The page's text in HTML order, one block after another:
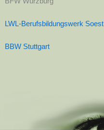
LWL-Berufsbildungswerk Soest
BBW Stuttgart